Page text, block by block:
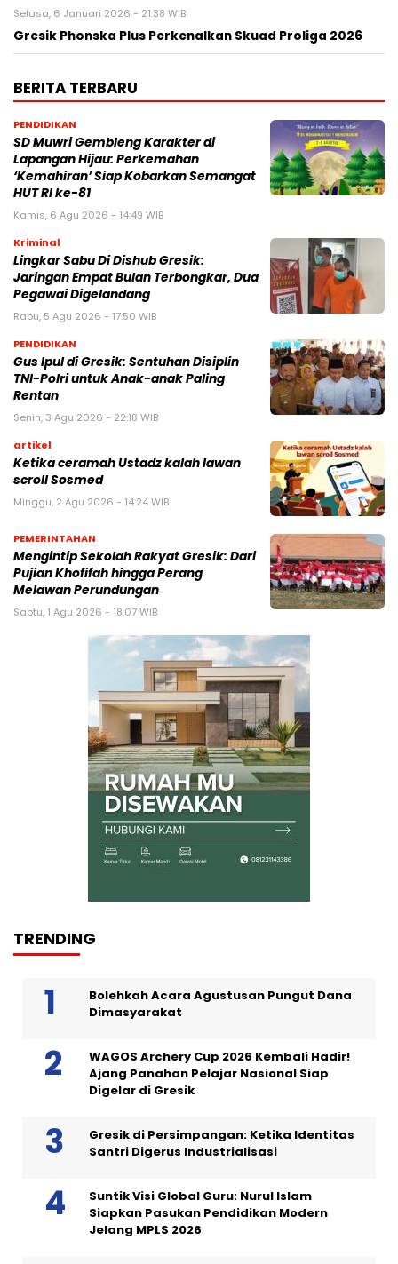
Selasa, 6 Januari 2026 - 21:38 WIB
Gresik Phonska Plus Perkenalkan Skuad Proliga 2026
BERITA TERBARU
PENDIDIKAN
SD Muwri Gembleng Karakter di
Lapangan Hijau: Perkemahan
‘Kemahiran’ Siap Kobarkan Semangat
HUT RI ke-81
Kamis, 6 Agu 2026 - 14:49 WIB
Kriminal
Lingkar Sabu Di Dishub Gresik:
Jaringan Empat Bulan Terbongkar, Dua
Pegawai Digelandang
Rabu, 5 Agu 2026 - 17:50 WIB
PENDIDIKAN
Gus Ipul di Gresik: Sentuhan Disiplin
TNI-Polri untuk Anak-anak Paling
Rentan
Senin, 3 Agu 2026 - 22:18 WIB
artikel
Ketika ceramah Ustadz kalah lawan
scroll Sosmed
Minggu, 2 Agu 2026 - 14:24 WIB
PEMERINTAHAN
Mengintip Sekolah Rakyat Gresik: Dari
Pujian Khofifah hingga Perang
Melawan Perundungan
Sabtu, 1 Agu 2026 - 18:07 WIB
TRENDING
Bolehkah Acara Agustusan Pungut Dana
Dimasyarakat
WAGOS Archery Cup 2026 Kembali Hadir!
Ajang Panahan Pelajar Nasional Siap
Digelar di Gresik
Gresik di Persimpangan: Ketika Identitas
Santri Digerus Industrialisasi
Suntik Visi Global Guru: Nurul Islam
Siapkan Pasukan Pendidikan Modern
Jelang MPLS 2026